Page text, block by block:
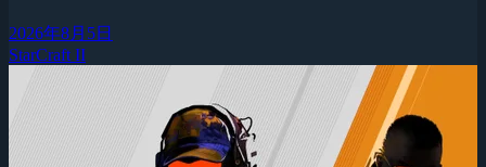
2026年8月5日
StarCraft II